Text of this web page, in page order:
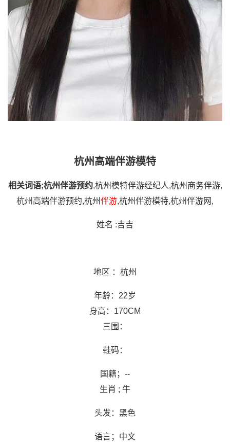
杭州高端伴游模特
相关词语;杭州伴游预约,杭州模特伴游经纪人,杭州商务伴游,
杭州高端伴游预约,杭州伴游,杭州伴游模特,杭州伴游网,
姓名 :吉吉
地区 ：杭州
年龄：22岁
身高：170CM
三围：
鞋码：
国籍；--
生肖 ; 牛
头发：黑色
语言；中文